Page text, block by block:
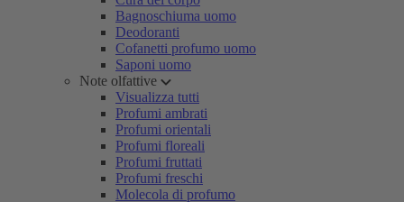
Bagnoschiuma uomo
Deodoranti
Cofanetti profumo uomo
Saponi uomo
Note olfattive
Visualizza tutti
Profumi ambrati
Profumi orientali
Profumi floreali
Profumi fruttati
Profumi freschi
Molecola di profumo